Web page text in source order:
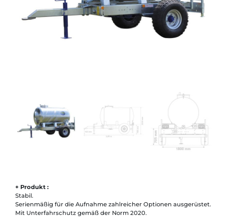
+ Produkt :
Stabil.
Serienmäßig für die Aufnahme zahlreicher Optionen ausgerüstet.
Mit Unterfahrschutz gemäß der Norm 2020.